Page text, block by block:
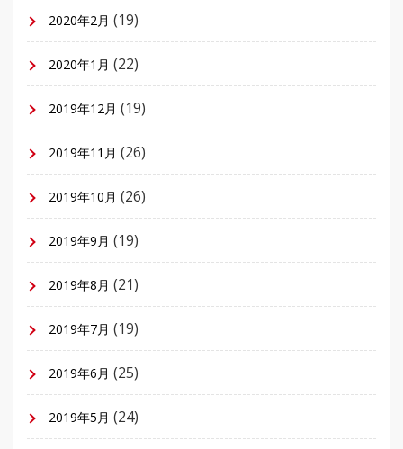
2020年2月 (19)
2020年1月 (22)
2019年12月 (19)
2019年11月 (26)
2019年10月 (26)
2019年9月 (19)
2019年8月 (21)
2019年7月 (19)
2019年6月 (25)
2019年5月 (24)